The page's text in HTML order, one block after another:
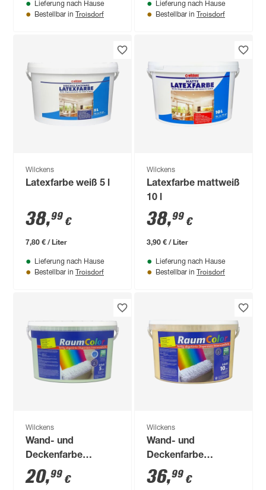
Lieferung nach Hause
Bestellbar in Troisdorf
Lieferung nach Hause
Bestellbar in Troisdorf
Wilckens
Latexfarbe weiß 5 l
38,99 €
7,80 € / Liter
Lieferung nach Hause
Bestellbar in Troisdorf
Wilckens
Latexfarbe mattweiß
10 l
38,99 €
3,90 € / Liter
Lieferung nach Hause
Bestellbar in Troisdorf
Wilckens
Wand- und
Deckenfarbe
'RaumColor'
pastellgrün 5 l
20,99 €
Wilckens
Wand- und
Deckenfarbe
'RaumColor'
papayafarben 10 l
36,99 €